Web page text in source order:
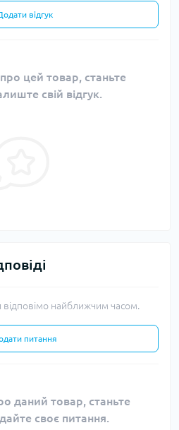
відгук
цей товар, станьте
свій відгук.
відповімо найближчим часом.
питання
даний товар, станьте
своє питання.